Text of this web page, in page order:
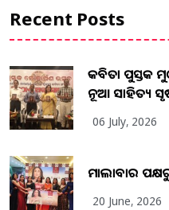
Recent Posts
କବିତା ପୁସ୍ତକ
ନୂଆ ସାହିତ୍ୟ
06 July, 2026
ମାଲାବାର
20 June, 2026